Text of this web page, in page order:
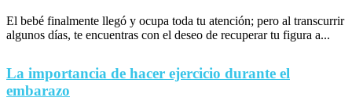
El bebé finalmente llegó y ocupa toda tu atención; pero al transcurrir
algunos días, te encuentras con el deseo de recuperar tu figura a...
La importancia de hacer ejercicio durante el
embarazo